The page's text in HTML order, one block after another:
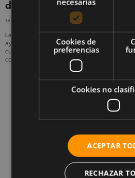
de peso?
19 MAYO, 2021 NO HAY COMENTARIOS
La teoría del punto de ajuste puede
ayudarte a comprender por qué tu
cuerpo no cambia como te gustaría. A
continuación te lo explicamos todo.
Cookies de
preferencias
Cookies no
ACEPTAR
RECHAZAR